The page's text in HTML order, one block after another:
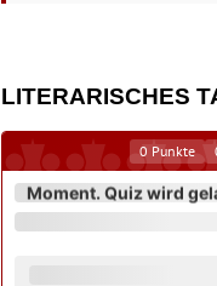
LITERARISCHES
0 Punkte
Moment. Quiz wird